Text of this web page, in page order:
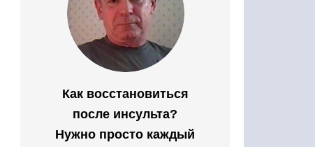
Как восстановиться
после инсульта?
Нужно просто каждый